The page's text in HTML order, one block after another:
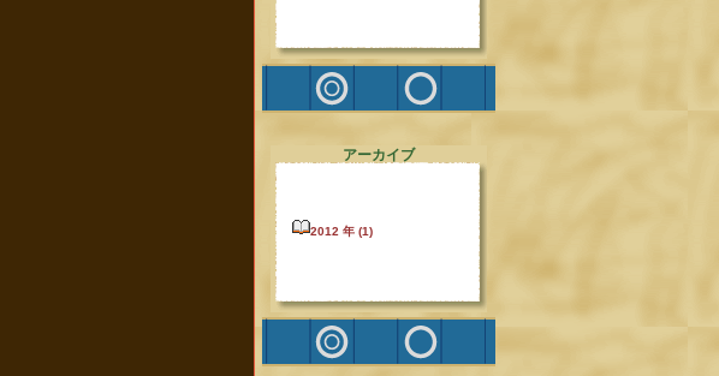
アーカイブ
2012 年 (1)